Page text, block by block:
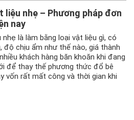
liệu nhẹ – Phương pháp đơn
nay
là làm bằng loại vật liệu gì, có
độ chịu ẩm như thế nào, giá thành
khách hàng băn khoăn khi đang
để thay thế phương thức đổ bê
vốn rất mất công và thời gian khi